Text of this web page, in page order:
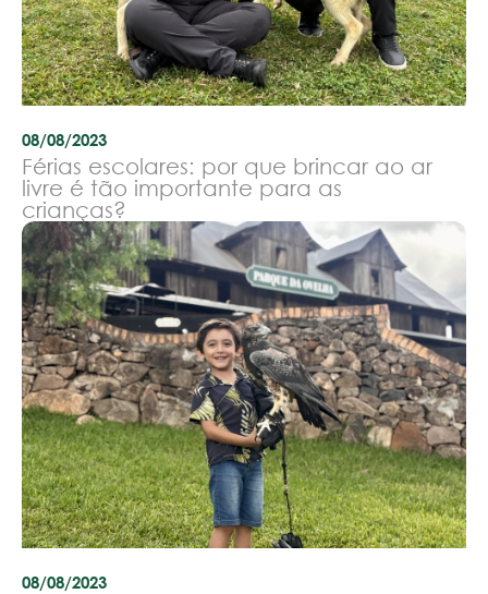
08/08/2023
Férias escolares: por que brincar ao ar
livre é tão importante para as
crianças?
08/08/2023